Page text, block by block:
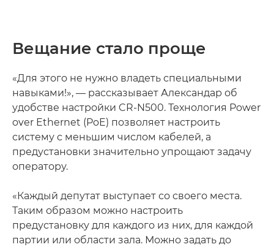
Вещание стало проще
«Для этого не нужно владеть специальными
навыками!», — рассказывает Александар об
удобстве настройки CR-N500. Технология Power
over Ethernet (PoE) позволяет настроить
систему с меньшим числом кабелей, а
предустановки значительно упрощают задачу
оператору.
«Каждый депутат выступает со своего места.
Таким образом можно настроить
предустановку для каждого из них, для каждой
партии или области зала. Можно задать до